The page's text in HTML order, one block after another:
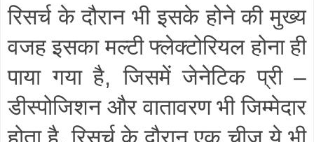
रिसर्च के दौरान भी इसके होने की मुख्य
वजह इसका मल्टी फ्लेक्टोरियल होना ही
पाया गया है,जिसमें जेनेटिक प्री –
डीस्पोजिशन और वातावरण भी जिम्मेदार